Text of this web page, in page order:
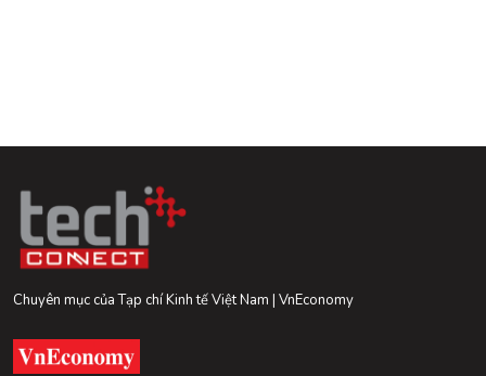
Chuyên mục của Tạp chí Kinh tế Việt Nam | VnEconomy